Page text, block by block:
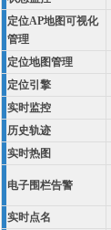
定位AP地图可视化
管理
定位地图管理
定位引擎
实时监控
历史轨迹
实时热图
电子围栏告警
实时点名